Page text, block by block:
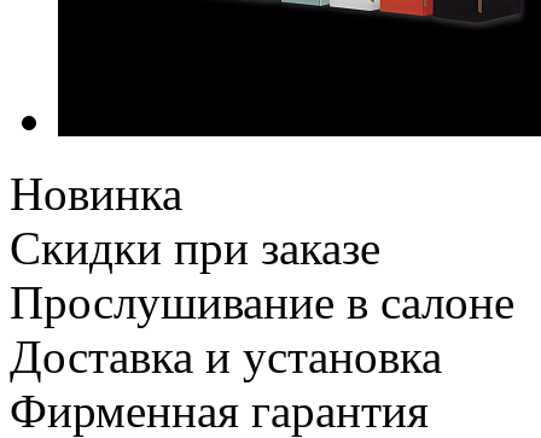
Новинка
Скидки при заказе
Прослушивание в салоне
Доставка и установка
Фирменная гарантия